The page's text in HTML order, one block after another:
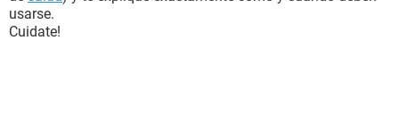
usarse.
Cuidate!